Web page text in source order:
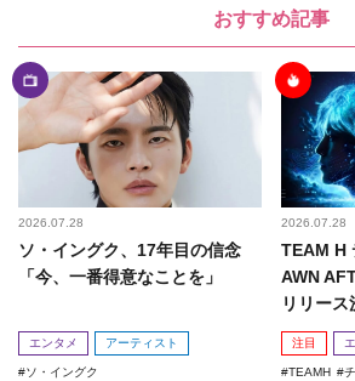
おすすめ記事
2026.07.28
ソ・イングク、17年目の信念
「今、一番得意なことを」
エンタメ アーティスト
ソ・イングク
2026.07.28
TEAM H
AWN
リリース
注目
TEAMH